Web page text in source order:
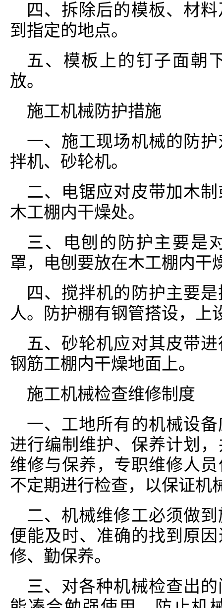
四、拆除后的模板、材
到指定的地点。
五、模板上的钉子面朝
放。
施工机械防护措施
一、施工现场机械的防
拌机、砂轮机。
二、电锯应对皮带加木
木工棚内干燥处。
三、电刨的防护主要是
罩，电刨要放在木工棚内干
四、搅拌机的防护主要
人。防护棚有钢管搭设，上
五、砂轮机应对其皮带
钢筋工棚内干燥地面上。
施工机械检查维修制度
一、工地所有的机械设
进行编制维护、保养计划
维修与保养，专职维修人
不定期进行检查，以保证机
二、机械维修工必须做
便能及时、准确的找到原
修、勤保养。
三、对各种机械检查出